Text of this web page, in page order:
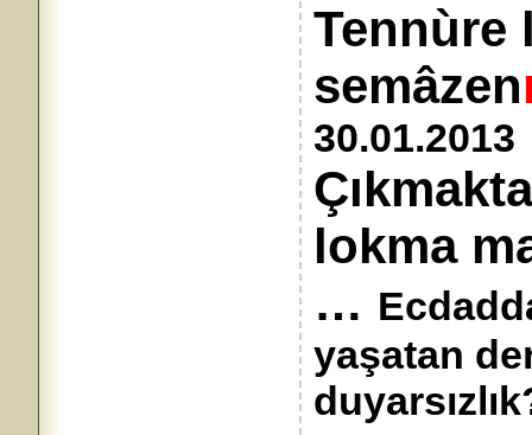
Tennùre
semâzen
30.01.2013
lokma
…
yaşatan